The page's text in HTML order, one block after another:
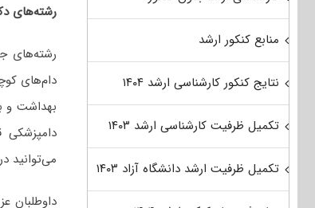
رشته‌های
رشته‌های
دام‌های
بهداشت و
دامپزشکی
می‌توانید
داوطلبان
منابع کنکور ارشد
نتایج کنکور کارشناسی ارشد ۱۴۰۴
تکمیل ظرفیت کارشناسی ارشد ۱۴۰۳
تکمیل ظرفیت ارشد دانشگاه آزاد ۱۴۰۳